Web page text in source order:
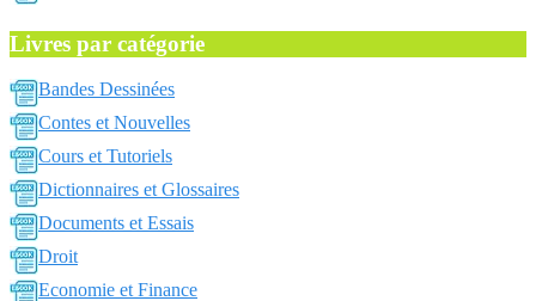
Livres par catégorie
Bandes Dessinées
Contes et Nouvelles
Cours et Tutoriels
Dictionnaires et Glossaires
Documents et Essais
Droit
Economie et Finance